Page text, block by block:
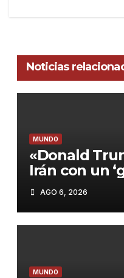
Noticias
MUNDO
«Donald
Irán con un
si incumple
nucleares»
AGO 6, 2026
MUNDO